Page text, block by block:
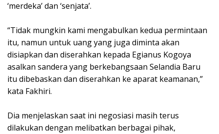
‘merdeka’ dan ‘senjata’.
“Tidak mungkin kami mengabulkan kedua permintaan
itu, namun untuk uang yang juga diminta akan
disiapkan dan diserahkan kepada Egianus Kogoya
asalkan sandera yang berkebangsaan Selandia Baru
itu dibebaskan dan diserahkan ke aparat keamanan,”
kata Fakhiri.
Dia menjelaskan saat ini negosiasi masih terus
dilakukan dengan melibatkan berbagai pihak,